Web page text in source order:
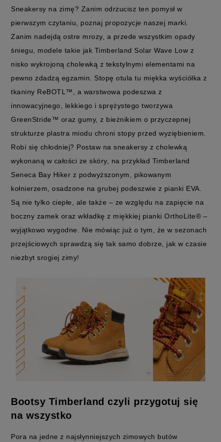
Sneakersy na zimę? Zanim odrzucisz ten pomysł w
pierwszym czytaniu, poznaj propozycje naszej marki.
Zanim nadejdą ostre mrozy, a przede wszystkim opady
śniegu, modele takie jak Timberland Solar Wave Low z
nisko wykrojoną cholewką z tekstylnymi elementami na
pewno zdadzą egzamin. Stopę otula tu miękka wyściółka z
tkaniny ReBOTL™, a warstwowa podeszwa z
innowacyjnego, lekkiego i sprężystego tworzywa
GreenStride™ oraz gumy, z bieżnikiem o przyczepnej
strukturze plastra miodu chroni stopy przed wyziębieniem.
Robi się chłodniej? Postaw na sneakersy z cholewką
wykonaną w całości ze skóry, na przykład Timberland
Seneca Bay Hiker z podwyższonym, pikowanym
kołnierzem, osadzone na grubej podeszwie z pianki EVA.
Są nie tylko ciepłe, ale także – ze względu na zapięcie na
boczny zamek oraz wkładkę z miękkiej pianki OrthoLite® –
wyjątkowo wygodne. Nie mówiąc już o tym, że w sezonach
przejściowych sprawdzą się tak samo dobrze, jak w czasie
niezbyt srogiej zimy!
Bootsy Timberland czyli przygotuj się
na wszystko
Pora na jedne z najsłynniejszych zimowych butów